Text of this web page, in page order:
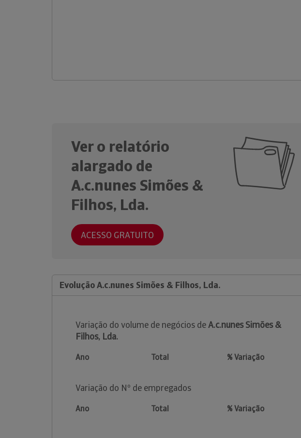
Ver o relatório
alargado de
A.c.nunes Simões &
Filhos, Lda.
ACESSO GRATUITO
Evolução A.c.nunes Simões & Filhos, Lda.
Variação do volume de negócios deA.c.nunes Simões &
Filhos, Lda.
Ano Total % Variação
Variação do Nº de empregados
Ano Total % Variação